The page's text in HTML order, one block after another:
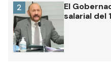
El
salarial del
2